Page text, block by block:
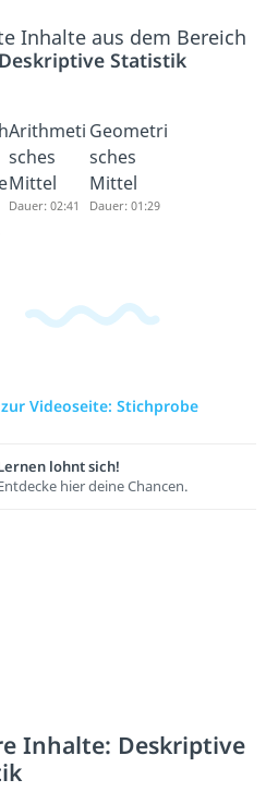
Inhalte aus dem Bereich
Deskriptive Statistik
Arithmeti
sches
Mittel
Dauer: 02:41
Geometri
sches
Mittel
Dauer: 01:29
zur Videoseite: Stichprobe
lohnt sich!
hier deine Chancen.
Inhalte: Deskriptive